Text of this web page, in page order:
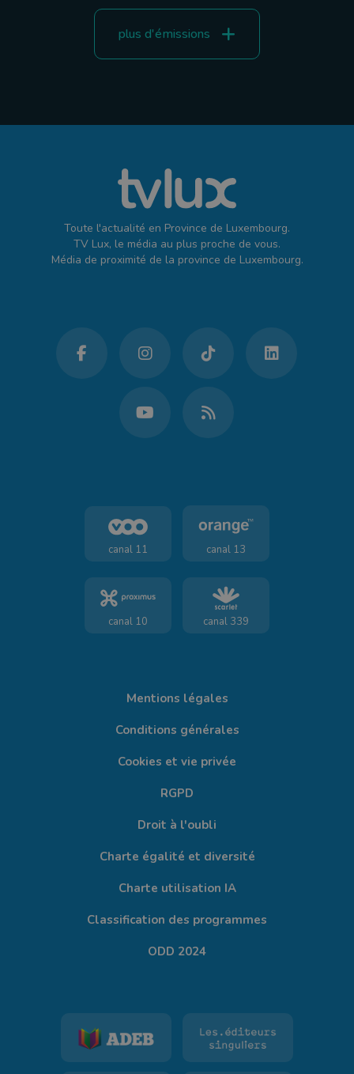
plus d'émissions
Toute l'actualité en Province de Luxembourg.
TV Lux, le média au plus proche de vous.
Média de proximité de la province de Luxembourg.
canal 11 canal 13
canal 10 canal 339
Mentions légales
Conditions générales
Cookies et vie privée
RGPD
Droit à l'oubli
Charte égalité et diversité
Charte utilisation IA
Classification des programmes
ODD 2024